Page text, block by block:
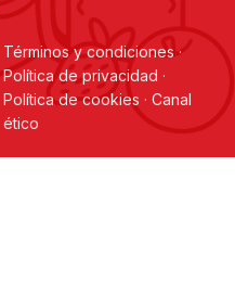
Términos y condiciones·
Política de privacidad ·
Política de cookies · Canal
ético